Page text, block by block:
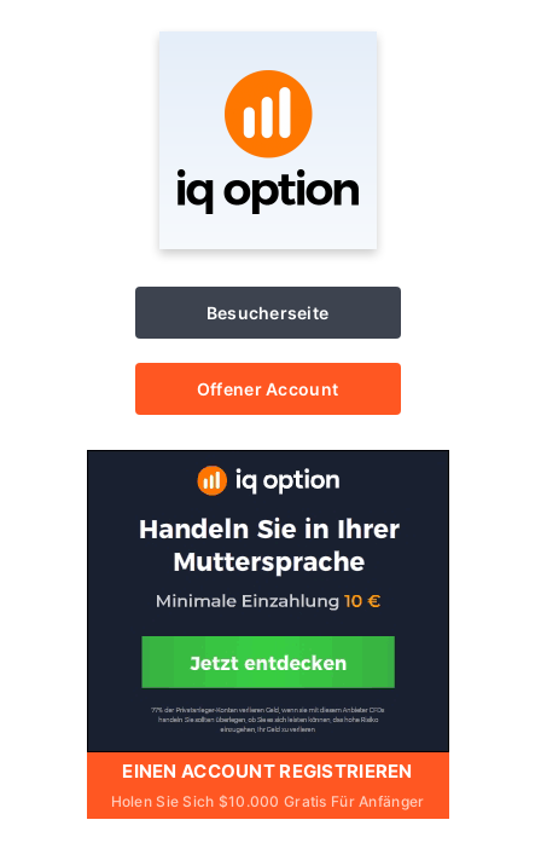
Besucherseite
Offener Account
EINEN ACCOUNT REGISTRIEREN
Holen Sie Sich $10.000 Gratis Für Anfänger